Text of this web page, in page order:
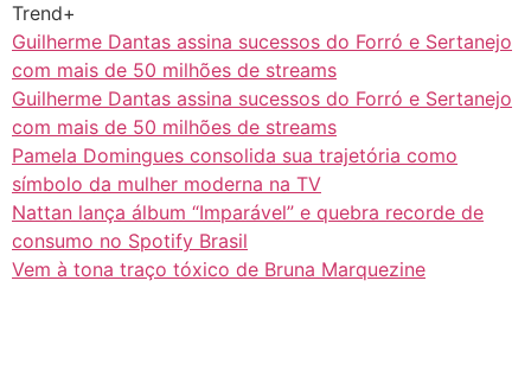
Trend+
Guilherme Dantas assina sucessos do Forró e Sertanejo
com mais de 50 milhões de streams
Guilherme Dantas assina sucessos do Forró e Sertanejo
com mais de 50 milhões de streams
Pamela Domingues consolida sua trajetória como
símbolo da mulher moderna na TV
Nattan lança álbum “Imparável” e quebra recorde de
consumo no Spotify Brasil
Vem à tona traço tóxico de Bruna Marquezine